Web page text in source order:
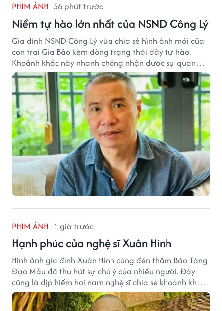
PHIM ẢNH 56 phút trước
Niềm tự hào lớn nhất của NSND Công Lý
Gia đình NSND Công Lý vừa chia sẻ hình ảnh mới của
con trai Gia Bảo kèm dòng trạng thái đầy tự hào.
Khoảnh khắc này nhanh chóng nhận được sự quan
tâm từ đông đảo khán giả.
PHIM ẢNH 1 giờ trước
Hạnh phúc của nghệ sĩ Xuân Hinh
Hình ảnh gia đình Xuân Hinh cùng đến thăm Bảo Tàng
Đạo Mẫu đã thu hút sự chú ý của nhiều người. Đây
cũng là dịp hiếm hoi nam nghệ sĩ chia sẻ khoảnh khắc
sum họp bên người thân tại công trình văn hóa tâm
huyết của mình.